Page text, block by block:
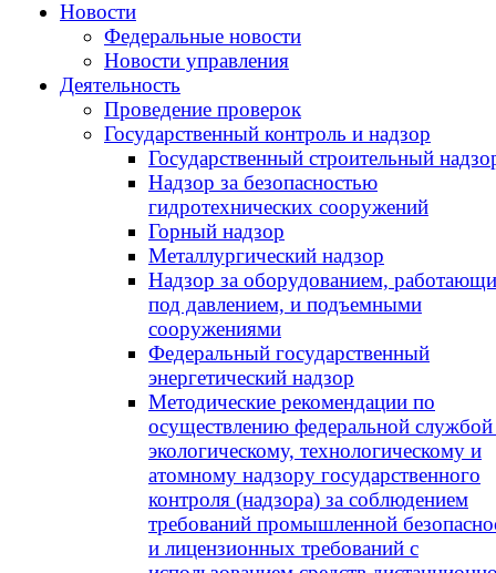
Новости
Федеральные новости
Новости управления
Деятельность
Проведение проверок
Государственный контроль и надзор
Государственный строительный
Надзор за безопасностью
гидротехнических сооружений
Горный надзор
Металлургический надзор
Надзор за оборудованием,
под давлением, и подъемными
сооружениями
Федеральный государственный
энергетический надзор
Методические рекомендации по
осуществлению федеральной
экологическому, технологическому и
атомному надзору государственного
контроля (надзора) за соблюдением
требований промышленной
и лицензионных требований с